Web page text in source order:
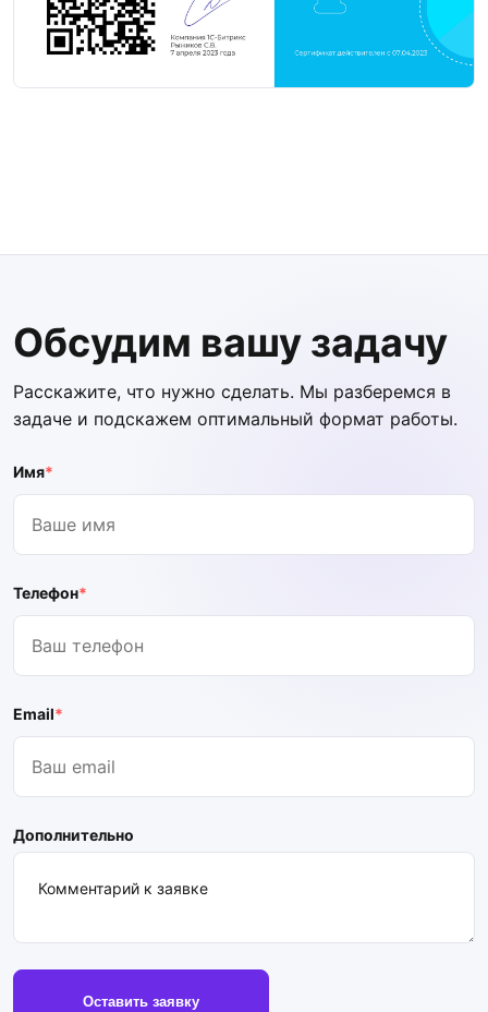
Обсудим вашу задачу
Расскажите, что нужно сделать. Мы разберемся в
задаче и подскажем оптимальный формат работы.
Имя*
Телефон*
Email*
Дополнительно
Оставить заявку